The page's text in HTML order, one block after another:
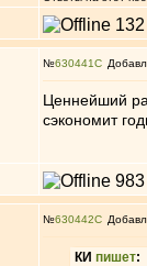
№630441
Ценнейший
сэкономит
№630442
КИ пишет: